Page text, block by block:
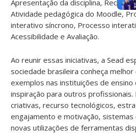
Apresentação da disciplina, Recurso
Atividade pedagógica do Moodle,
interativo síncrono, Processo
Acessibilidade e Avaliação.
Ao reunir essas iniciativas, a Sead
sociedade brasileira conheça melhor
exemplos nas instituições de ensino
inspiração para outros profissionais.
criativas, recurso tecnológicos,
engajamento e motivação, sistemas
novas utilizações de ferramentas